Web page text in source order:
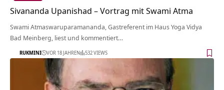
Sivananda Upanishad – Vortrag mit Swami Atma
Swami Atmaswaruparamananda, Gastreferent im Haus Yoga Vidya
Bad Meinberg, liest und kommentiert…
RUKMINI VOR 18 JAHREN 532 VIEWS